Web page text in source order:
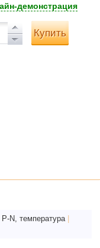
демонстрация
Купить
N, температура